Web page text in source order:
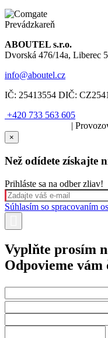
Prevádzkareň
ABOUTEL s.r.o.
Dvorská 476/14a, Liberec
info@aboutel.cz
IČ: 25413554 DIČ:
+420 733 563 605
|
×
Než odídete získajte
Prihláste sa na odber zliav!
Súhlasím so spracovaním
Vyplňte prosím
Odpovieme vám